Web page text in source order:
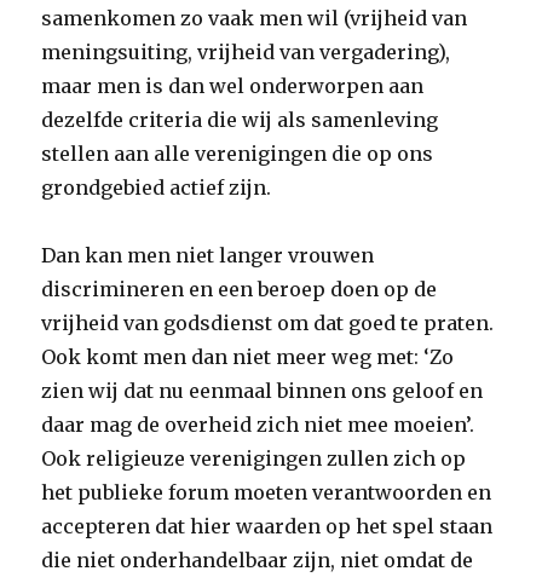
samenkomen zo vaak men wil (vrijheid van
meningsuiting, vrijheid van vergadering),
maar men is dan wel onderworpen aan
dezelfde criteria die wij als samenleving
stellen aan alle verenigingen die op ons
grondgebied actief zijn.
Dan kan men niet langer vrouwen
discrimineren en een beroep doen op de
vrijheid van godsdienst om dat goed te praten.
Ook komt men dan niet meer weg met: ‘Zo
zien wij dat nu eenmaal binnen ons geloof en
daar mag de overheid zich niet mee moeien’.
Ook religieuze verenigingen zullen zich op
het publieke forum moeten verantwoorden en
accepteren dat hier waarden op het spel staan
die niet onderhandelbaar zijn, niet omdat de